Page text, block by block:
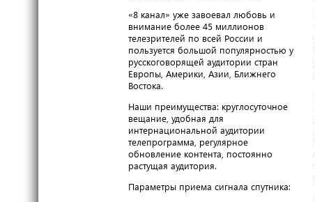
«8 канал» уже завоевал любовь и
внимание более 45 миллионов
телезрителей по всей России и
пользуется большой популярностью у
русскоговорящей аудитории стран
Европы, Америки, Азии, Ближнего
Востока.
Наши преимущества: круглосуточное
вещание, удобная для
интернациональной аудитории
телепрограмма, регулярное
обновление контента, постоянно
растущая аудитория.
Параметры приема сигнала спутника: